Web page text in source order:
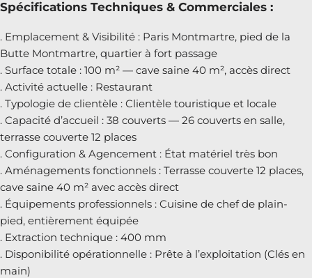
Spécifications Techniques & Commerciales :
. Emplacement & Visibilité : Paris Montmartre, pied de la
Butte Montmartre, quartier à fort passage
. Surface totale : 100 m² — cave saine 40 m², accès direct
. Activité actuelle : Restaurant
. Typologie de clientèle : Clientèle touristique et locale
. Capacité d’accueil : 38 couverts — 26 couverts en salle,
terrasse couverte 12 places
. Configuration & Agencement : État matériel très bon
. Aménagements fonctionnels : Terrasse couverte 12 places,
cave saine 40 m² avec accès direct
. Équipements professionnels : Cuisine de chef de plain-
pied, entièrement équipée
. Extraction technique : 400 mm
. Disponibilité opérationnelle : Prête à l’exploitation (Clés en
main)